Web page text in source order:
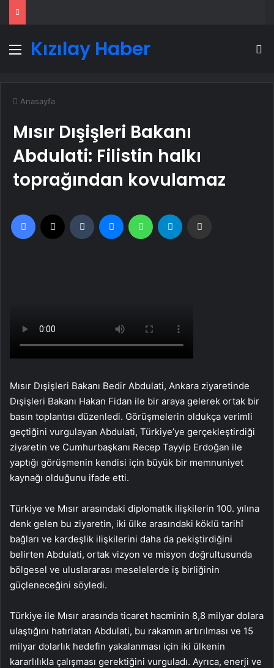
Menü
Kızılay Haber
Anasayfa
Mısır Dışişleri Bakanı
Abdulati: Filistin halkı
toprağından kovulamaz
Facebook Tumblr MessengerWhatsApp
Mısır Dışişleri Bakanı Bedir Abdulati, Ankara ziyaretinde
Dışişleri Bakanı Hakan Fidan ile bir araya gelerek ortak bir
basın toplantısı düzenledi. Görüşmelerin oldukça verimli
geçtiğini vurgulayan Abdulati, Türkiye’ye gerçekleştirdiği
ziyaretin ve Cumhurbaşkanı Recep Tayyip Erdoğan ile
yaptığı görüşmenin kendisi için büyük bir memnuniyet
kaynağı olduğunu ifade etti.
Türkiye ve Mısır arasındaki diplomatik ilişkilerin 100. yılına
denk gelen bu ziyaretin, iki ülke arasındaki köklü tarihî
bağları ve kardeşlik ilişkilerini daha da pekiştirdiğini
belirten Abdulati, ortak vizyon ve misyon doğrultusunda
bölgesel ve uluslararası meselelerde iş birliğinin
güçleneceğini söyledi.
Türkiye ile Mısır arasında ticaret hacminin 8,8 milyar dolara
ulaştığını hatırlatan Abdulati, bu rakamın artırılması ve 15
milyar dolarlık hedefin yakalanması için iki ülkenin
kararlılıkla çalışması gerektiğini vurguladı. Ayrıca, enerji ve